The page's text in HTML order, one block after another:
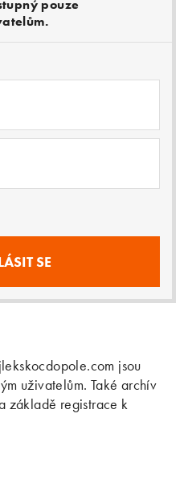
pouze
jsou
uživatelům. Také archív
základě registrace k